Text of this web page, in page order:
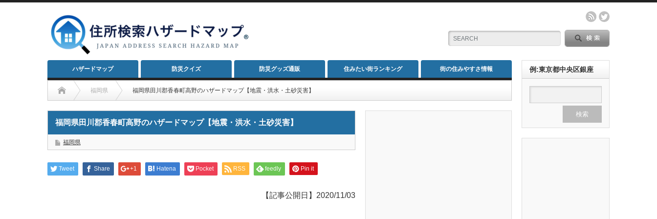
ハザードマップ 防災クイズ 防災グッズ通販 住みたい街ランキング 街の住みやすさ情報
福岡県 福岡県田川郡香春町高野のハザードマップ【地震・洪水・土砂災害】
福岡県田川郡香春町高野のハザードマップ【地震・洪水・土砂災害】
福岡県
Tweet Share +1 Hatena Pocket RSS feedly Pin it
【記事公開日】2020/11/03
例:東京都中央区銀座